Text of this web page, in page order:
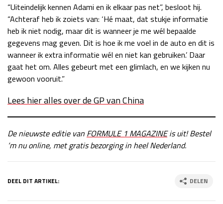
“Uiteindelijk kennen Adami en ik elkaar pas net”, besloot hij.
“Achteraf heb ik zoiets van: ‘Hé maat, dat stukje informatie
heb ik niet nodig, maar dit is wanneer je me wél bepaalde
gegevens mag geven. Dit is hoe ik me voel in de auto en dit is
wanneer ik extra informatie wél en niet kan gebruiken.’ Daar
gaat het om. Alles gebeurt met een glimlach, en we kijken nu
gewoon vooruit.”
Lees hier alles over de GP van China
De nieuwste editie van FORMULE 1 MAGAZINEis uit! Bestel
‘m nu online, met gratis bezorging in heel Nederland.
DEEL DIT ARTIKEL: DELEN